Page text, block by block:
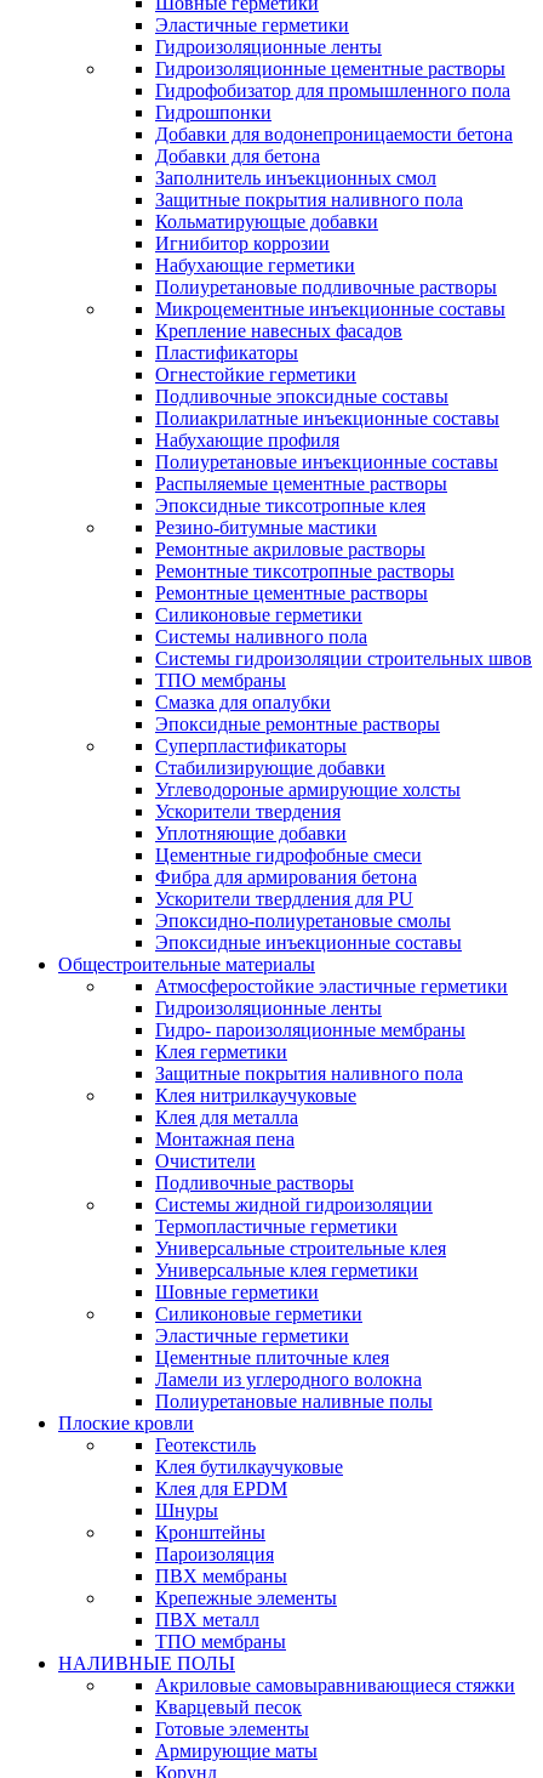
Эластичные герметики
Гидроизоляционные ленты
Гидроизоляционные цементные растворы
Гидрофобизатор для промышленного пола
Гидрошпонки
Добавки для водонепроницаемости бетона
Добавки для бетона
Заполнитель инъекционных смол
Защитные покрытия наливного пола
Кольматирующые добавки
Игнибитор коррозии
Набухающие герметики
Полиуретановые подливочные растворы
Микроцементные инъекционные составы
Крепление навесных фасадов
Пластификаторы
Огнестойкие герметики
Подливочные эпоксидные составы
Полиакрилатные инъекционные составы
Набухающие профиля
Полиуретановые инъекционные составы
Распыляемые цементные растворы
Эпоксидные тиксотропные клея
Резино-битумные мастики
Ремонтные акриловые растворы
Ремонтные тиксотропные растворы
Ремонтные цементные растворы
Силиконовые герметики
Системы наливного пола
Системы гидроизоляции строительных швов
ТПО мембраны
Смазка для опалубки
Эпоксидные ремонтные растворы
Суперпластификаторы
Стабилизирующие добавки
Углеводороные армирующие холсты
Ускорители твердения
Уплотняющие добавки
Цементные гидрофобные смеси
Фибра для армирования бетона
Ускорители твердления для PU
Эпоксидно-полиуретановые смолы
Эпоксидные инъекционные составы
Общестроительные материалы
Атмосферостойкие эластичные герметики
Гидроизоляционные ленты
Гидро- пароизоляционные мембраны
Клея герметики
Защитные покрытия наливного пола
Клея нитрилкаучуковые
Клея для металла
Монтажная пена
Очистители
Подливочные растворы
Системы жидной гидроизоляции
Термопластичные герметики
Универсальные строительные клея
Универсальные клея герметики
Шовные герметики
Силиконовые герметики
Эластичные герметики
Цементные плиточные клея
Ламели из углеродного волокна
Полиуретановые наливные полы
Плоские кровли
Геотекстиль
Клея бутилкаучуковые
Клея для EPDM
Шнуры
Кронштейны
Пароизоляция
ПВХ мембраны
Крепежные элементы
ПВХ металл
ТПО мембраны
НАЛИВНЫЕ ПОЛЫ
Акриловые самовыравнивающиеся стяжки
Кварцевый песок
Готовые элементы
Армирующие маты
Корунд